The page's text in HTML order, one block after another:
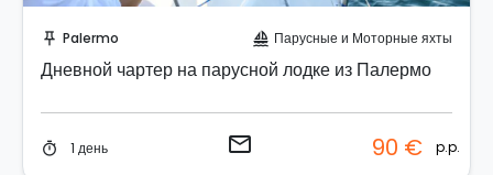
push_pin Palermo sailing Парусные и Моторные яхты
Дневной чартер на парусной лодке из Палермо
timer 1 день email 90 € p.p.